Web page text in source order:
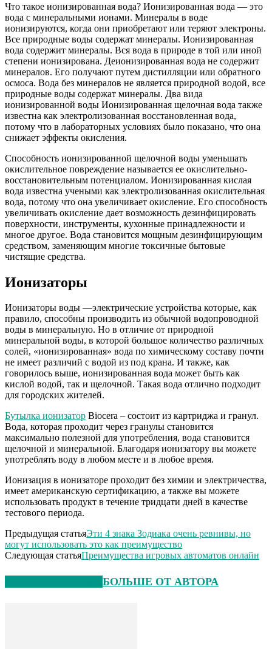
Что такое ионизированная вода? Ионизированная вода — это
вода с минеральными ионами. Минералы в воде
ионизируются, когда они приобретают или теряют электроны.
Все природные воды содержат минералы. Ионизированная
вода содержит минералы. Вся вода в природе в той или иной
степени ионизирована. Деионизированная вода не содержит
минералов. Его получают путем дистилляции или обратного
осмоса. Вода без минералов не является природной водой, все
природные воды содержат минералы. Два вида
ионизированной воды Ионизированная щелочная вода также
известна как электролизованная восстановленная вода,
потому что в лабораторных условиях было показано, что она
снижает эффекты окисления.
Способность ионизированной щелочной воды уменьшать
окислительное повреждение называется ее окислительно-
восстановительным потенциалом. Ионизированная кислая
вода известна учеными как электролизованная окислительная
вода, потому что она увеличивает окисление. Его способность
увеличивать окисление дает возможность дезинфицировать
поверхности, инструменты, кухонные принадлежности и
многое другое. Вода становится мощным дезинфицирующим
средством, заменяющим многие токсичные бытовые
чистящие средства.
Ионизаторы
Ионизаторы воды —электрические устройства которые, как
правило, способны производить из обычной водопроводной
воды в минеральную. Но в отличие от природной
минеральной воды, в которой большое количество различных
солей, «ионизированная» вода по химическому составу почти
не имеет различий с водой из под крана. И также, как
говорилось выше, ионизированная вода может быть как
кислой водой, так и щелочной. Такая вода отлично подходит
для городских жителей.
Бутылка ионизатор Biocera – состоит из картриджа и гранул.
Вода, которая проходит через гранулы становится
максимально полезной для употребления, вода становится
щелочной и минеральной. Благодаря ионизатору вы можете
употреблять воду в любом месте и в любое время.
Ионизация в ионизаторе проходит без химии и электричества,
имеет американскую сертификацию, а также вы можете
использовать продукт в течение тридцати дней в качестве
тестового периода.
Предыдущая статьяЭти 4 знака Зодиака очень ревнивы, но
могут использовать это как преимущество
Следующая статьяПреимущества игровых автоматов онлайн
БОЛЬШЕ ОТ АВТОРА